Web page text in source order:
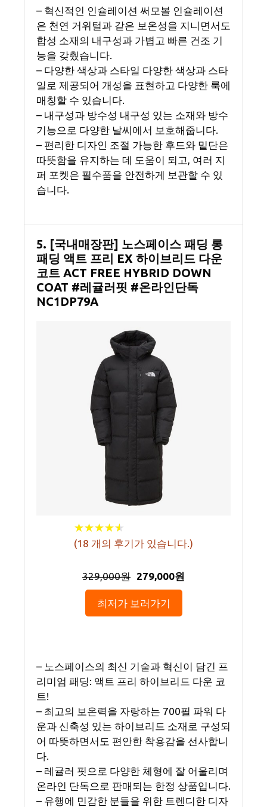
– 혁신적인 인슐레이션 써모볼 인슐레이션
은 천연 거위털과 같은 보온성을 지니면서도
합성 소재의 내구성과 가볍고 빠른 건조 기
능을 갖췄습니다.
– 다양한 색상과 스타일 다양한 색상과 스타
일로 제공되어 개성을 표현하고 다양한 룩에
매칭할 수 있습니다.
– 내구성과 방수성 내구성 있는 소재와 방수
기능으로 다양한 날씨에서 보호해줍니다.
– 편리한 디자인 조절 가능한 후드와 밑단은
따뜻함을 유지하는 데 도움이 되고, 여러 지
퍼 포켓은 필수품을 안전하게 보관할 수 있
습니다.
5. [국내매장판] 노스페이스 패딩 롱
패딩 액트 프리 EX 하이브리드 다운
코트 ACT FREE HYBRID DOWN
COAT #레귤러핏 #온라인단독
NC1DP79A
★★★★★
★★★★★
(18 개의 후기가 있습니다.)
329,000원 279,000원
최저가 보러가기
– 노스페이스의 최신 기술과 혁신이 담긴 프
리미엄 패딩: 액트 프리 하이브리드 다운 코
트!
– 최고의 보온력을 자랑하는 700필 파워 다
운과 신축성 있는 하이브리드 소재로 구성되
어 따뜻하면서도 편안한 착용감을 선사합니
다.
– 레귤러 핏으로 다양한 체형에 잘 어울리며
온라인 단독으로 판매되는 한정 상품입니다.
– 유행에 민감한 분들을 위한 트렌디한 디자